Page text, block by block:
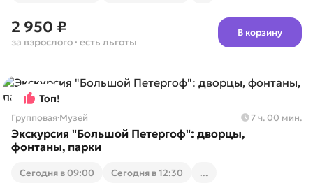
2 950 ₽
за взрослого · есть льготы
В корзину
Топ!
Групповая·Музей 7 ч. 00 мин.
Экскурсия "Большой Петергоф": дворцы,
фонтаны, парки
Cегодня в 09:00 Cегодня в 12:30 ...